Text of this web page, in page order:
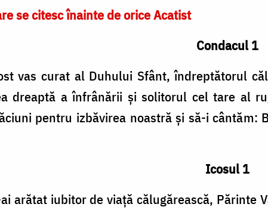
se citesc înainte de orice Acatist
Condacul 1
vas curat al Duhului Sfânt, îndreptătorul
dreaptă a înfrânării și solitorul cel tare al
pentru izbăvirea noastră și să-i cântăm:
Icosul 1
arătat iubitor de viață călugărească, Părinte